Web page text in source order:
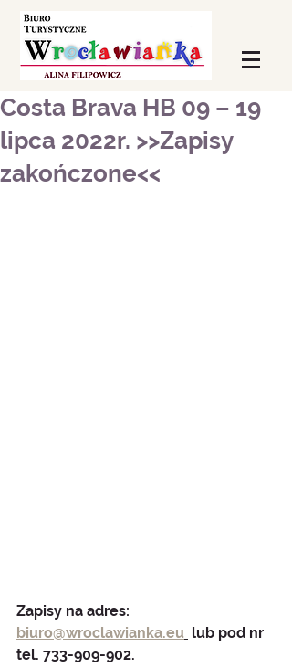
Costa Brava HB 09 – 19
lipca 2022r. >>Zapisy
zakończone<<
Zapisy na adres:
biuro@wroclawianka.eu lub pod nr
tel. 733-909-902.